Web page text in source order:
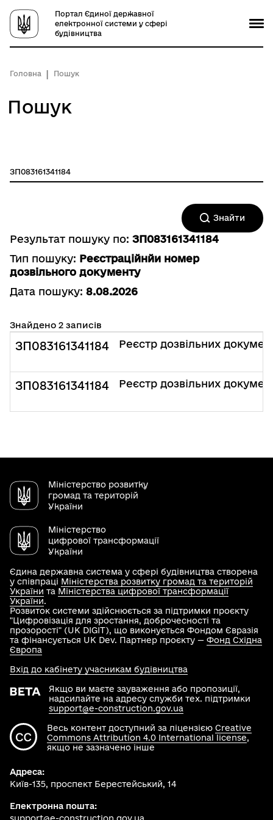
Портал Єдиної державної
електронної системи у сфері
будівництва
Головна Пошук
Пошук
Знайти
Результат пошуку по: ЗП083161341184
Тип пошуку: Реєстраційнйи номер
дозвільного документу
Дата пошуку: 8.08.2026
Знайдено 2 записів
ЗП083161341184 Реєстр дозвільних
ЗП083161341184 Реєстр дозвільних
Міністерство розвитку
громад та територій
України
Міністерство
цифрової трансформації
України
Єдина державна система у сфері будівництва створена
у співпраці Міністерства розвитку громад та територій
України та Міністерства цифрової трансформації
України.
Розвиток системи здійснюється за підтримки проєкту
"Цифровізація для зростання, доброчесності та
прозорості" (UK DIGIT), що виконується Фондом Євразія
та фінансується UK Dev. Партнер проєкту — Фонд Східна
Європа
Якщо ви маєте зауваження або пропозиції,
надсилайте на адресу служби тех. підтримки
support@e-construction.gov.ua
Весь контент доступний за ліцензією Creative
Commons Attribution 4.0 International license,
якщо не зазначено інше
Вхід до кабінету учасникам будівництва
Адреса:
Київ-135, проспект Берестейський, 14
Електронна пошта: